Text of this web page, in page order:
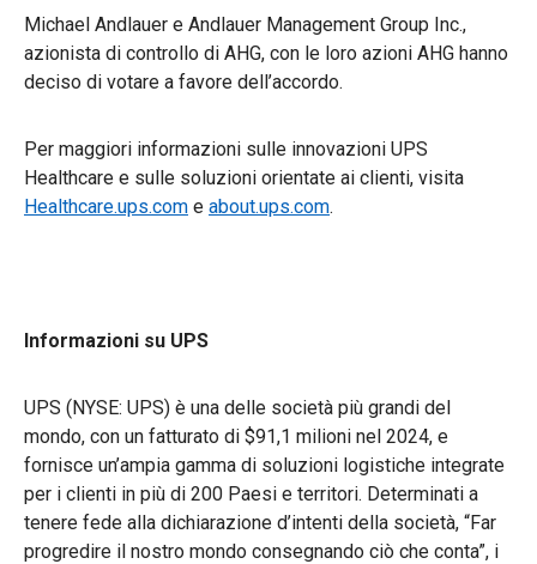
Michael Andlauer e Andlauer Management Group Inc.,
azionista di controllo di AHG, con le loro azioni AHG hanno
deciso di votare a favore dell’accordo.
Per maggiori informazioni sulle innovazioni UPS
Healthcare e sulle soluzioni orientate ai clienti, visita
Healthcare.ups.com e about.ups.com.
Informazioni su UPS
UPS (NYSE: UPS) è una delle società più grandi del
mondo, con un fatturato di $91,1 milioni nel 2024, e
fornisce un’ampia gamma di soluzioni logistiche integrate
per i clienti in più di 200 Paesi e territori. Determinati a
tenere fede alla dichiarazione d’intenti della società, “Far
progredire il nostro mondo consegnando ciò che conta”, i